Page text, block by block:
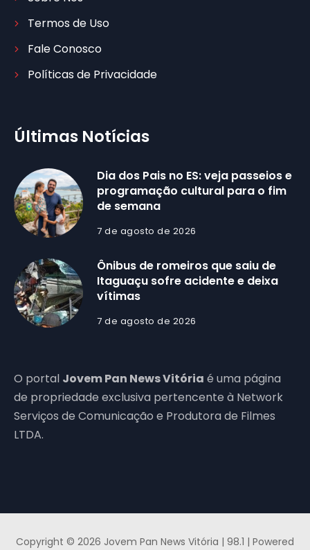
Termos de Uso
Fale Conosco
Políticas de Privacidade
Últimas Notícias
Dia dos Pais no ES: veja passeios e
programação cultural para o fim
de semana
7 de agosto de 2026
Ônibus de romeiros que saiu de
Itaguaçu sofre acidente e deixa
vítimas
7 de agosto de 2026
O portal Jovem Pan News Vitória é uma página
de propriedade exclusiva pertencente à Network
Serviços de Comunicação e Produtora de Filmes
LTDA.
Copyright © 2026 Jovem Pan News Vitória | 98.1 | Powered